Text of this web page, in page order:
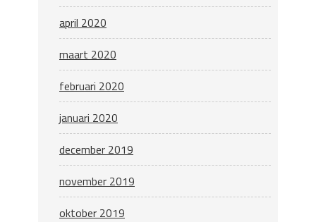
april 2020
maart 2020
februari 2020
januari 2020
december 2019
november 2019
oktober 2019